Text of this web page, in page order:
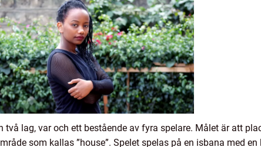
lag, var och ett bestående av fyra spelare. Målet är att
som kallas ”house”. Spelet spelas på en isbana med